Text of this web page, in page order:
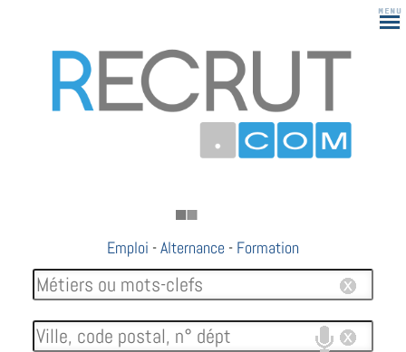
Emploi -Alternance - Formation